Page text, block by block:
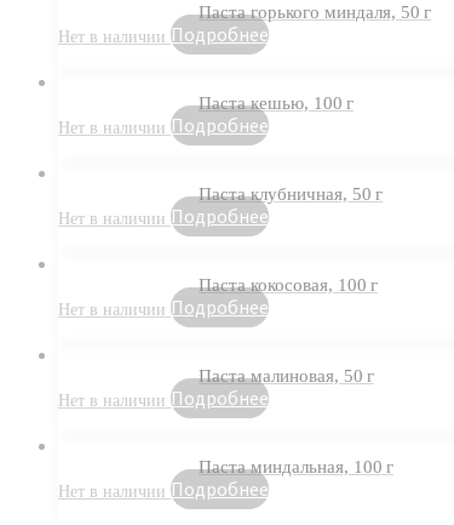
Паста горького миндаля, 50 г
Подробнее
Паста кешью, 100 г
Подробнее
Паста клубничная, 50 г
Подробнее
Паста кокосовая, 100 г
Подробнее
Паста малиновая, 50 г
Подробнее
Паста миндальная, 100 г
Подробнее